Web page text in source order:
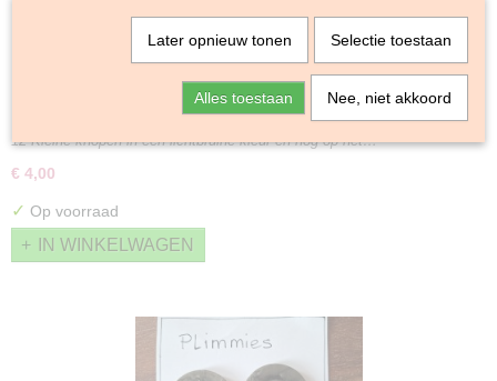
12 Kleine knopen in een lichtbruine kleur en nog op het…
€ 4,00
✓ Op voorraad
IN WINKELWAGEN
Later opnieuw tonen Selectie toestaan
Alles toestaan Nee, niet akkoord